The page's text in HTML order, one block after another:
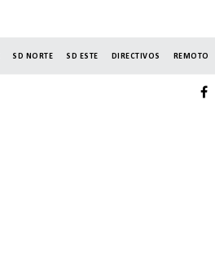
SD NORTE SD ESTE DIRECTIVOS REMOTO